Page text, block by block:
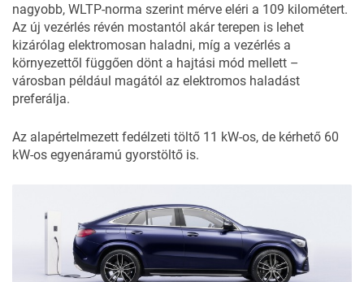
nagyobb, WLTP-norma szerint mérve eléri a 109 kilométert.
Az új vezérlés révén mostantól akár terepen is lehet
kizárólag elektromosan haladni, míg a vezérlés a
környezettől függően dönt a hajtási mód mellett –
városban például magától az elektromos haladást
preferálja.
Az alapértelmezett fedélzeti töltő 11 kW-os, de kérhető 60
kW-os egyenáramú gyorstöltő is.